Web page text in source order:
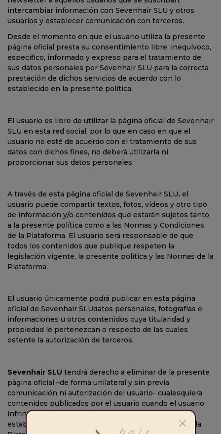
intercambiar información con Sevenhair SLU y otros
usuarios y establecer comunicación con terceros.
Desde el momento en que el usuario utiliza la presente
página oficial presta su consentimiento libre, inequívoco,
específico, informado y expreso para el tratamiento de
sus datos personales por Sevenhair SLU para la correcta
prestación de dichos servicios de acuerdo con lo
establecido en la presente política.
El usuario es libre de utilizar la página oficial de Sevenhair
SLU en esta red social, por lo que en caso en que el
usuario no esté de acuerdo con el tratamiento de sus
datos con dichos fines, no deberá utilizarla ni
proporcionar sus datos personales.
A través de esta página oficial de Sevenhair SLU. el
usuario puede compartir textos, fotos, vídeos y otro tipo
de información y/o contenidos que estarán sujetos tanto
a la presente política como a las Normas y Condiciones
de la Plataforma. El usuario será responsable de que
todos los contenidos que publique respeten la
legislación vigente, la presente política y las Normas de la
Plataforma.
El usuario únicamente podrá publicar en esta página
oficial de Sevenhair SLUdatos personales, fotografías e
informaciones u otros contenidos cuya titularidad y
propiedad le pertenezcan o respecto de las cuales
ostente la autorización de terceros.
Sevenhair SLU tendrá derecho a eliminar de la presente
página oficial –de forma unilateral y sin previa
comunicación ni autorización del usuario- cualesquiera
contenidos publicados por el usuario cuando el usuario
infrinja o vulnere la legislación vigente, las normas
establecidas en la presente política y las Normas de la